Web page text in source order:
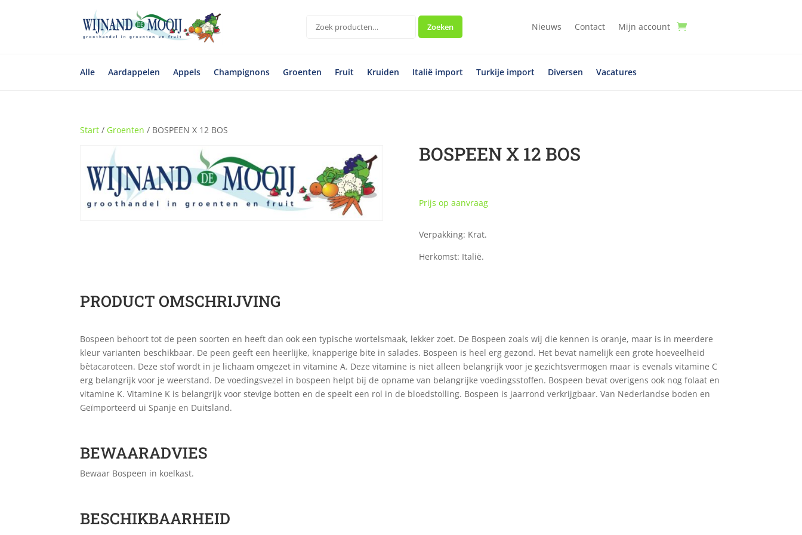
Zoeken
Zoeken Nieuws Contact Mijn account
Alle Aardappelen Appels Champignons Groenten Fruit Kruiden Italië import Turkije import Diversen Vacatures
Start / Groenten / BOSPEEN X 12 BOS
BOSPEEN X 12 BOS
Prijs op aanvraag
Verpakking: Krat.
Herkomst: Italië.
PRODUCT OMSCHRIJVING
Bospeen behoort tot de peen soorten en heeft dan ook een typische wortelsmaak, lekker zoet. De Bospeen zoals wij die kennen is oranje, maar is in meerdere
kleur varianten beschikbaar. De peen geeft een heerlijke, knapperige bite in salades. Bospeen is heel erg gezond. Het bevat namelijk een grote hoeveelheid
bètacaroteen. Deze stof wordt in je lichaam omgezet in vitamine A. Deze vitamine is niet alleen belangrijk voor je gezichtsvermogen maar is evenals vitamine C
erg belangrijk voor je weerstand. De voedingsvezel in bospeen helpt bij de opname van belangrijke voedingsstoffen. Bospeen bevat overigens ook nog folaat en
vitamine K. Vitamine K is belangrijk voor stevige botten en de speelt een rol in de bloedstolling. Bospeen is jaarrond verkrijgbaar. Van Nederlandse boden en
Geïmporteerd ui Spanje en Duitsland.
BEWAARADVIES
Bewaar Bospeen in koelkast.
BESCHIKBAARHEID